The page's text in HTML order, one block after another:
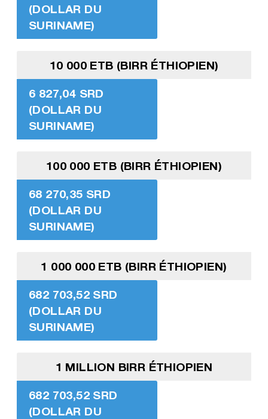
(DOLLAR DU
SURINAME)
10 000 ETB (BIRR ÉTHIOPIEN)
6 827,04 SRD
(DOLLAR DU
SURINAME)
100 000 ETB (BIRR ÉTHIOPIEN)
68 270,35 SRD
(DOLLAR DU
SURINAME)
1 000 000 ETB (BIRR ÉTHIOPIEN)
682 703,52 SRD
(DOLLAR DU
SURINAME)
1 MILLION BIRR ÉTHIOPIEN
682 703,52 SRD
(DOLLAR DU